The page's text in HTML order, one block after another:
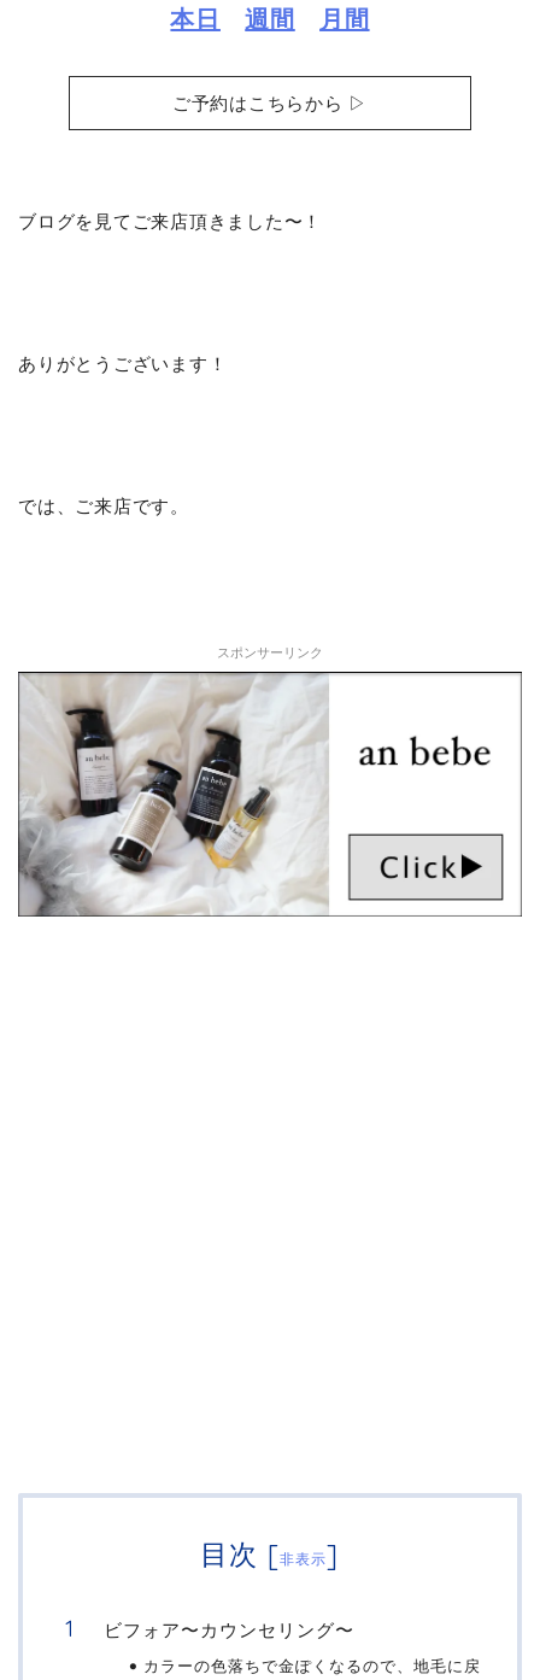
本日 週間 月間
ご予約はこちらから ▷
ブログを見てご来店頂きました〜！
ありがとうございます！
では、ご来店です。
スポンサーリンク
目次 [非表示]
ビフォア〜カウンセリング〜
カラーの色落ちで金ぽくなるので、地毛に戻